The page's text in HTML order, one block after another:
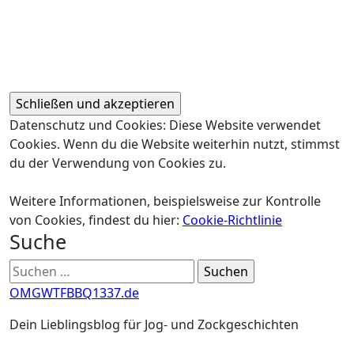
Datenschutz und Cookies: Diese Website verwendet
Cookies. Wenn du die Website weiterhin nutzt, stimmst
du der Verwendung von Cookies zu.
Weitere Informationen, beispielsweise zur Kontrolle
von Cookies, findest du hier: Cookie-Richtlinie
Suche
Suchen
nach:
OMGWTFBBQ1337.de
Dein Lieblingsblog für Jog- und Zockgeschichten